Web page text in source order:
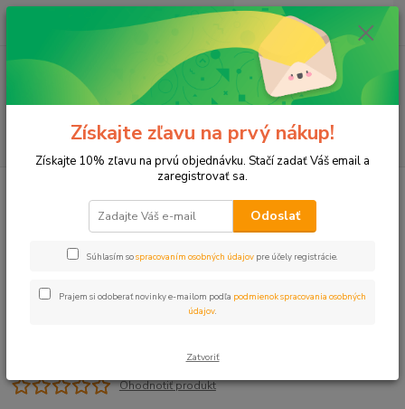
Menu
(Po-Pia, 8-17 hod.)
ks
za0 €
Spojka reduk. 25x20 PROFI čierna
Spojka reduk. 25x20 PROFI čierna
Ohodnotiť produkt
Získajte zľavu na prvý nákup!
Získajte 10% zľavu na prvú objednávku. Stačí zadať Váš email a
zaregistrovať sa.
Odoslať
Súhlasím sospracovaním osobných údajov pre účely registrácie.
Prajem si odoberať novinky e-mailom podľa podmienok spracovania osobných
údajov
Zatvoriť